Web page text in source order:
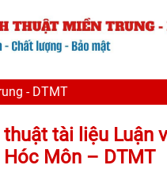
- DTMT
tài liệu Luận
Hóc Môn – DTMT